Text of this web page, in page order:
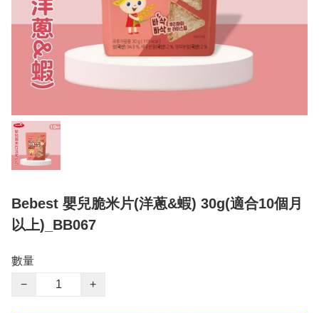
Bebest 嬰兒脆米片(洋蔥&蝦) 30g(適合10個月
以上)_BB067
數量
−
+